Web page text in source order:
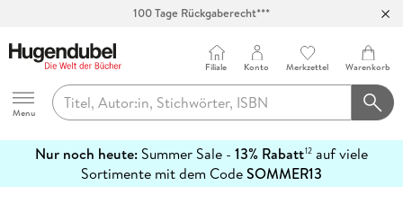
100 Tage Rückgaberecht***
Hugendubel
Menu
Filiale Konto Merkzettel Warenkorb
Nur noch heute: Summer Sale - 13% Rabatt12 auf viele
Sortimente mit dem CodeSOMMER13
erfahren